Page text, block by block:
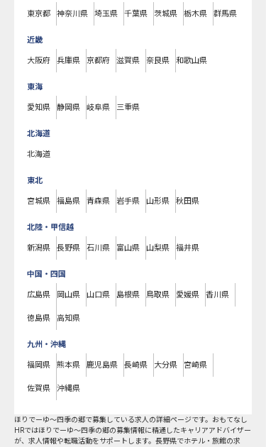
東京都 神奈川県 埼玉県 千葉県 茨城県 栃木県 群馬県
近畿
大阪府 兵庫県 京都府 滋賀県 奈良県 和歌山県
東海
愛知県 静岡県 岐阜県 三重県
北海道
北海道
東北
宮城県 福島県 青森県 岩手県 山形県 秋田県
北陸・甲信越
新潟県 長野県 石川県 富山県 山梨県 福井県
中国・四国
広島県 岡山県 山口県 島根県 鳥取県 愛媛県 香川県
徳島県 高知県
九州・沖縄
福岡県 熊本県 鹿児島県 長崎県 大分県 宮崎県
佐賀県 沖縄県
ほりでーゆ～四季の郷で募集している求人の詳細ページです。おもてなし
HRではほりでーゆ～四季の郷の募集情報に精通したキャリアアドバイザー
が、求人情報や転職活動をサポートします。長野県でホテル・旅館の求